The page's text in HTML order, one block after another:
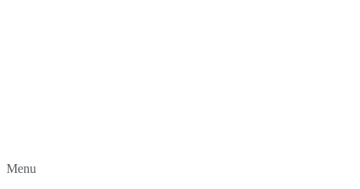
Menu